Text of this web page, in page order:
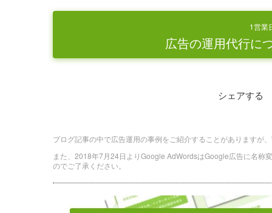
1営業
広告の運用代行に
シェアする
ブログ記事の中で広告運用の事例をご紹介することがありますが
また、2018年7月24日よりGoogle AdWordsはGoogle広告に名称
のでご了承ください。